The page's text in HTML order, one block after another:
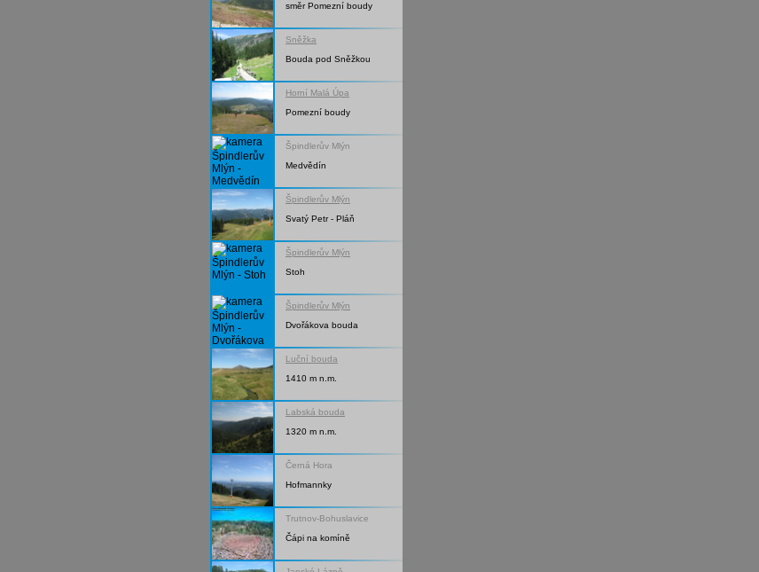
směr Pomezní boudy
Sněžka
Bouda pod Sněžkou
Horní Malá Úpa
Pomezní boudy
Špindlerův Mlýn
Medvědín
Špindlerův Mlýn
Svatý Petr - Pláň
Špindlerův Mlýn
Stoh
Špindlerův Mlýn
Dvořákova bouda
Luční bouda
1410 m n.m.
Labská bouda
1320 m n.m.
Černá Hora
Hofmannky
Trutnov-Bohuslavice
Čápi na komíně